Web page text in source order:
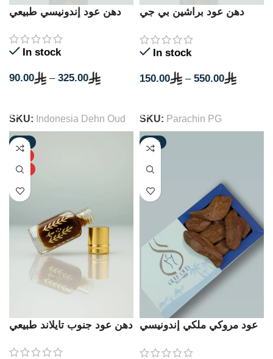
دهن عود إندونيسي طبيعي
In stock
90.00 – 325.00
SKU: Indonesia Dehn Oud
دهن عود براشين بي جي
In stock
150.00 – 550.00
SKU: Parachin PG
-33%
NEW
دهن عود جنوب تايلاند طبيعي
-42%
عود مروكي ملكي إندونيسي